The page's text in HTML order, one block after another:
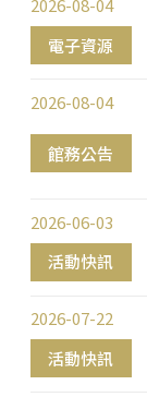
電子資源
2026-08-04
館務公告
2026-08-04
活動快訊
2026-06-03
活動快訊
2026-07-22